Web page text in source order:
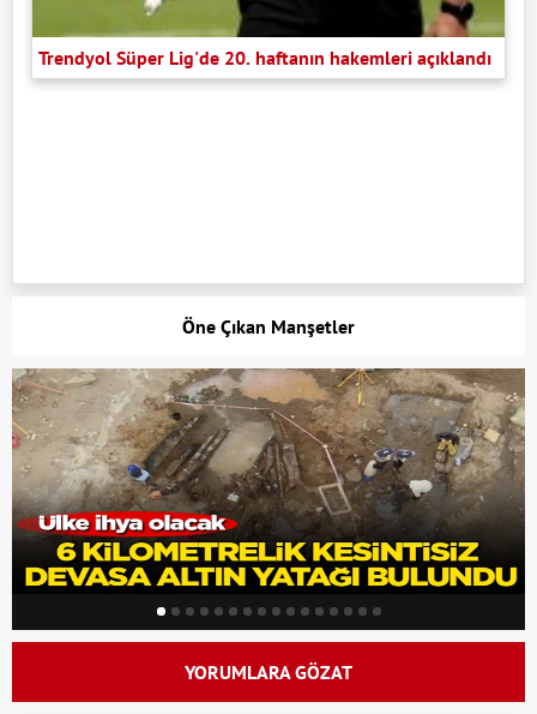
Trendyol Süper Lig'de 20. haftanın hakemleri açıklandı
Öne Çıkan Manşetler
YORUMLARA GÖZAT